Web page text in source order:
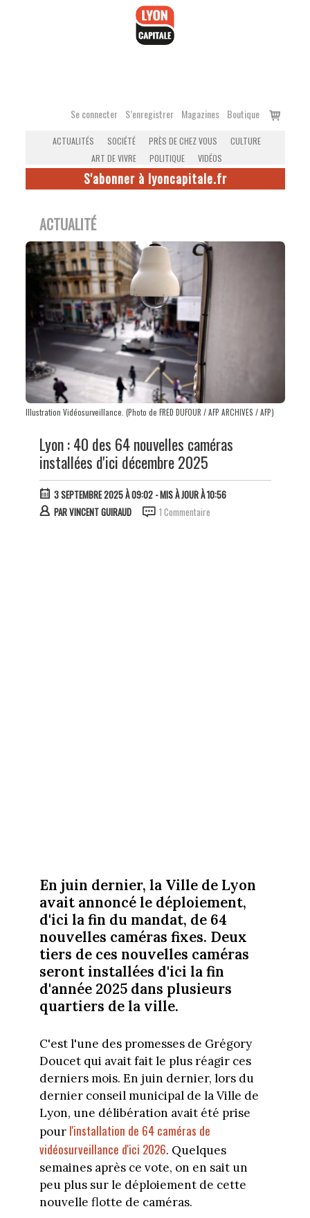
Se connecter S’enregistrer Magazines Boutique
Voir
ACTUALITÉS SOCIÉTÉ PRÈS DE CHEZ VOUS
CULTURE
ART DE VIVRE
POLITIQUE VIDÉOS
S'abonner à lyoncapitale.fr
ACTUALITÉ
Illustration Vidéosurveillance. (Photo de FRED DUFOUR / AFP ARCHIVES / AFP)
Lyon : 40 des 64 nouvelles caméras
installées d'ici décembre 2025
3 SEPTEMBRE 2025 À 09:02- MIS À JOUR À 10:56
PARVINCENT GUIRAUD 1 Commentaire
En juin dernier, la Ville de Lyon
avait annoncé le déploiement,
d'ici la fin du mandat, de 64
nouvelles caméras fixes. Deux
tiers de ces nouvelles caméras
seront installées d'ici la fin
d'année 2025 dans plusieurs
quartiers de la ville.
C'est l'une des promesses de Grégory
Doucet qui avait fait le plus réagir ces
derniers mois. En juin dernier, lors du
dernier conseil municipal de la Ville de
Lyon, une délibération avait été prise
pour l'installation de 64 caméras de
vidéosurveillance d'ici 2026. Quelques
semaines après ce vote, on en sait un
peu plus sur le déploiement de cette
nouvelle flotte de caméras.